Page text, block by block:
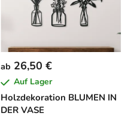
Holzdekoration BLUMEN IN
DER VASE
ab 26,50 €
Auf Lager